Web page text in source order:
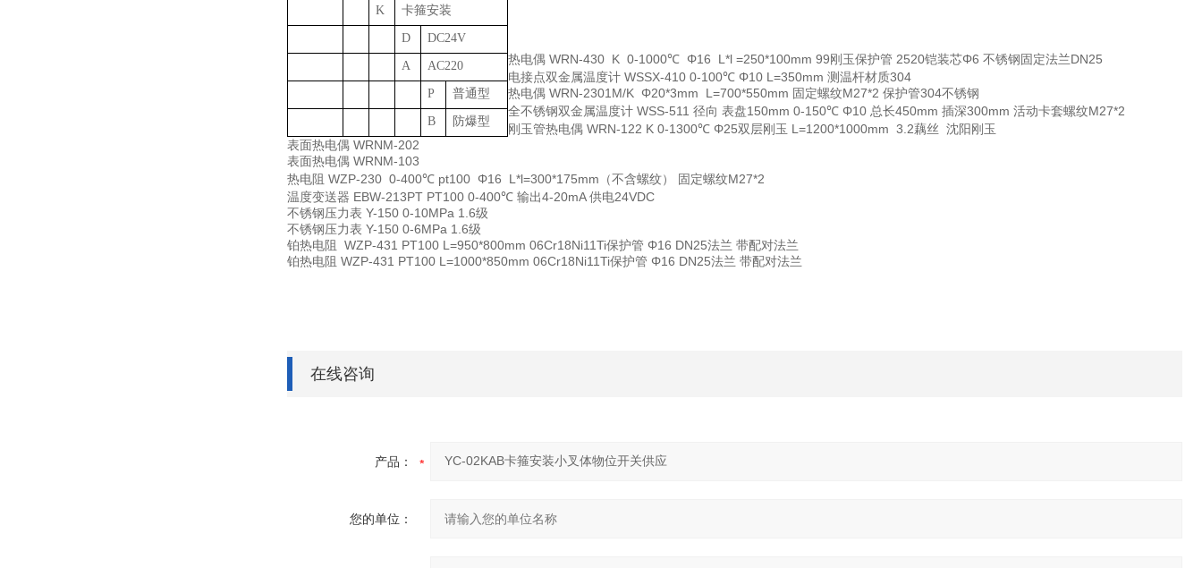
K 卡箍安装
D DC24V
A AC220
P 普通型
B 防爆型
热电偶 WRN-430 K 0-1000℃ Φ16 L*l =250*100mm 99刚玉保护管 2520铠装芯Φ6 不锈钢固定法兰DN25
电接点双金属温度计 WSSX-410 0-100℃ Φ10 L=350mm 测温杆材质304
热电偶 WRN-2301M/K Φ20*3mm L=700*550mm 固定螺纹M27*2 保护管304不锈钢
全不锈钢双金属温度计 WSS-511 径向 表盘150mm 0-150℃ Φ10 总长450mm 插深300mm 活动卡套螺纹M27*2
刚玉管热电偶 WRN-122 K 0-1300℃ Φ25双层刚玉 L=1200*1000mm 3.2藕丝 沈阳刚玉
表面热电偶 WRNM-202
表面热电偶 WRNM-103
热电阻 WZP-230 0-400℃ pt100 Φ16 L*l=300*175mm（不含螺纹） 固定螺纹M27*2
温度变送器 EBW-213PT PT100 0-400℃ 输出4-20mA 供电24VDC
不锈钢压力表 Y-150 0-10MPa 1.6级
不锈钢压力表 Y-150 0-6MPa 1.6级
铂热电阻
WZP-431 PT100 L=950*800mm 06Cr18Ni11Ti保护管 Φ16 DN25法兰 带配对法兰
铂热电阻 WZP-431 PT100 L=1000*850mm 06Cr18Ni11Ti保护管 Φ16 DN25法兰 带配对法兰
在线咨询
产品：
您的单位：